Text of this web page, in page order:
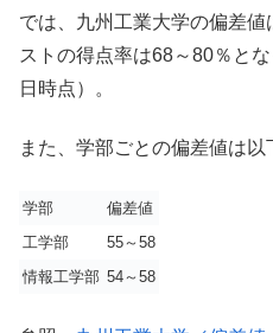
では、九州工業大学の偏差
ストの得点率は68～80％と
日時点）。
また、学部ごとの偏差値は以
学部
偏差値
工学部
55～58
情報工学部 54～ 58